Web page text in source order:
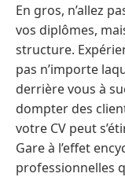
En gros, n’allez
vos diplômes,
structure.
pas n’importe
derrière vous à
dompter des
votre CV peut
Gare à l’effet
professionnelles